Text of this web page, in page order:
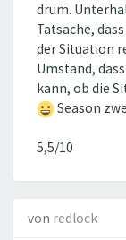
drum.
Tatsache,
der Situation
Umstand,
kann, ob die
Season
5,5/10
von redlock